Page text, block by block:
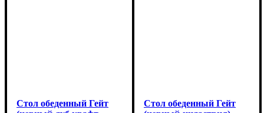
Стол обеденный Гейт
Стол обеденный Гейт